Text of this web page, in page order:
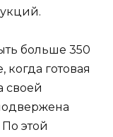
больше 350
когда готовая
своей
этой